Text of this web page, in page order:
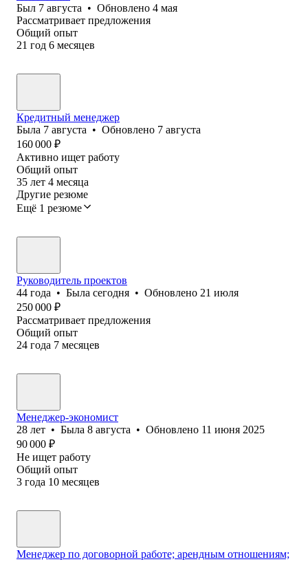
Был 7 августа • Обновлено 4 мая
Рассматривает предложения
Общий опыт
21 год 6 месяцев
Кредитный менеджер
Была 7 августа • Обновлено 7 августа
160 000 ₽
Активно ищет работу
Общий опыт
35 лет 4 месяца
Другие резюме
Ещё 1 резюме
Руководитель проектов
44 года • Была сегодня • Обновлено 21 июля
250 000 ₽
Рассматривает предложения
Общий опыт
24 года 7 месяцев
Менеджер-экономист
28 лет • Была 8 августа • Обновлено 11 июня 2025
90 000 ₽
Не ищет работу
Общий опыт
3 года 10 месяцев
Менеджер по договорной работе; арендным отношениям;